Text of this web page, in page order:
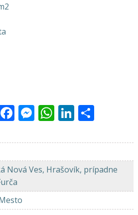
Facebook
Messenger
WhatsApp
LinkedIn
Nová Ves, Hrašovík, prípadne